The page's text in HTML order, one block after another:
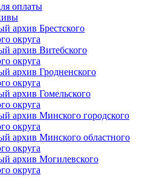
оплаты
архив Брестского
округа
архив Витебского
округа
архив Гродненского
округа
архив Гомельского
округа
архив Минского городского
округа
архив Минского областного
округа
архив Могилевского
округа